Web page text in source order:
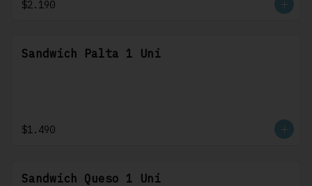
$2.190
Sandwich Palta 1 Uni
$1.490
Sandwich Queso 1 Uni